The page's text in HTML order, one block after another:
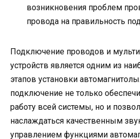
возникновения проблем
провода на правильность
Подключение проводов и
устройств является одним из
этапов установки
подключение не только
работу всей системы, но и
наслаждаться качественным
управлением функциями